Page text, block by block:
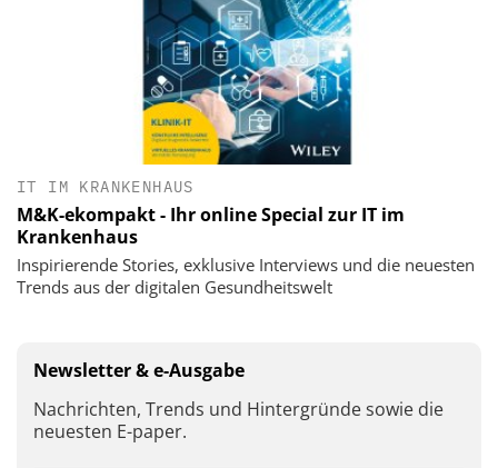
IT IM KRANKENHAUS
M&K-ekompakt - Ihr online Special zur IT im
Krankenhaus
Inspirierende Stories, exklusive Interviews und die neuesten
Trends aus der digitalen Gesundheitswelt
Newsletter & e-Ausgabe
Nachrichten, Trends und Hintergründe sowie die
neuesten E-paper.